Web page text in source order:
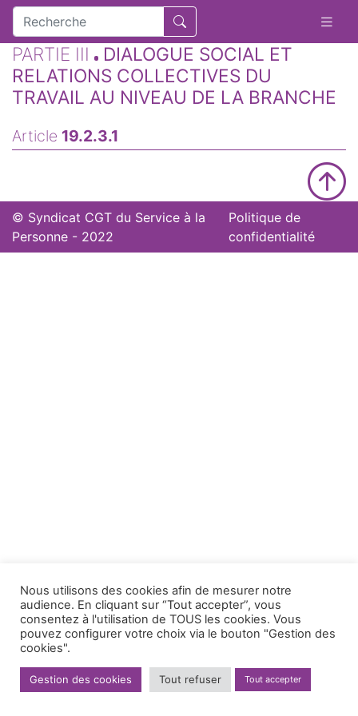
PARTIE III
DIALOGUE SOCIAL ET
RELATIONS COLLECTIVES DU
TRAVAIL AU NIVEAU DE LA BRANCHE
Article 19.2.3.1
© Syndicat CGT du Service à la
Personne - 2022
Politique de
confidentialité
Nous utilisons des cookies afin de mesurer notre
audience. En cliquant sur “Tout accepter”, vous
consentez à l'utilisation de TOUS les cookies. Vous
pouvez configurer votre choix via le bouton "Gestion des
cookies".
Gestion des cookies Tout refuser Tout accepter